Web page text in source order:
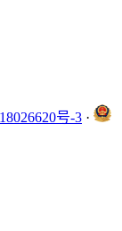
号-3 ·